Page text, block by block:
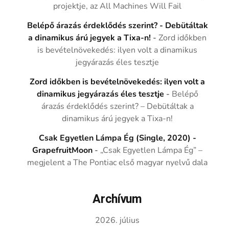
projektje, az All Machines Will Fail
Belépő árazás érdeklődés szerint? - Debütáltak
a dinamikus árú jegyek a Tixa-n! -Zord időkben
is bevételnövekedés: ilyen volt a dinamikus
jegyárazás éles tesztje
Zord időkben is bevételnövekedés: ilyen volt a
dinamikus jegyárazás éles tesztje - Belépő
árazás érdeklődés szerint? – Debütáltak a
dinamikus árú jegyek a Tixa-n!
Csak Egyetlen Lámpa Ég (Single, 2020) -
GrapefruitMoon - „Csak Egyetlen Lámpa Ég” –
megjelent a The Pontiac első magyar nyelvű dala
Archívum
2026. július